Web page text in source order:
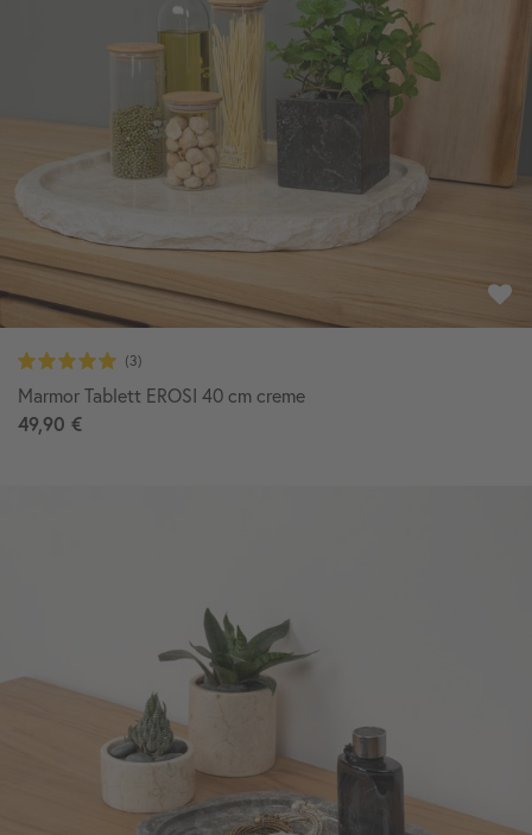
Marmor Tablett EROSI 40 cm creme
49,90 €